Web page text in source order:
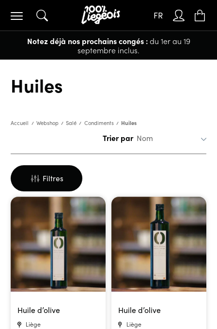
Notez déjà nos prochains congés :du 1er au 19
septembre inclus.
FR
Huiles
Accueil Webshop Salé Condiments Huiles
Trier par
Filtres
Huile d’olive
Liège
Huile d’olive
Liège